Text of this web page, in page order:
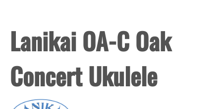
Lanikai OA-C Oak
Concert Ukulele